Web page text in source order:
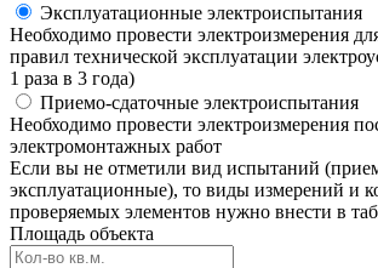
Эксплуатационные электроиспытания
Необходимо провести электроизмерения
правил технической эксплуатации
1 раза в 3 года)
Приемо-сдаточные электроиспытания
Необходимо провести электроизмерения
электромонтажных работ
Если вы не отметили вид испытаний
эксплуатационные), то виды измерений и
проверяемых элементов нужно внести в
Площадь объекта